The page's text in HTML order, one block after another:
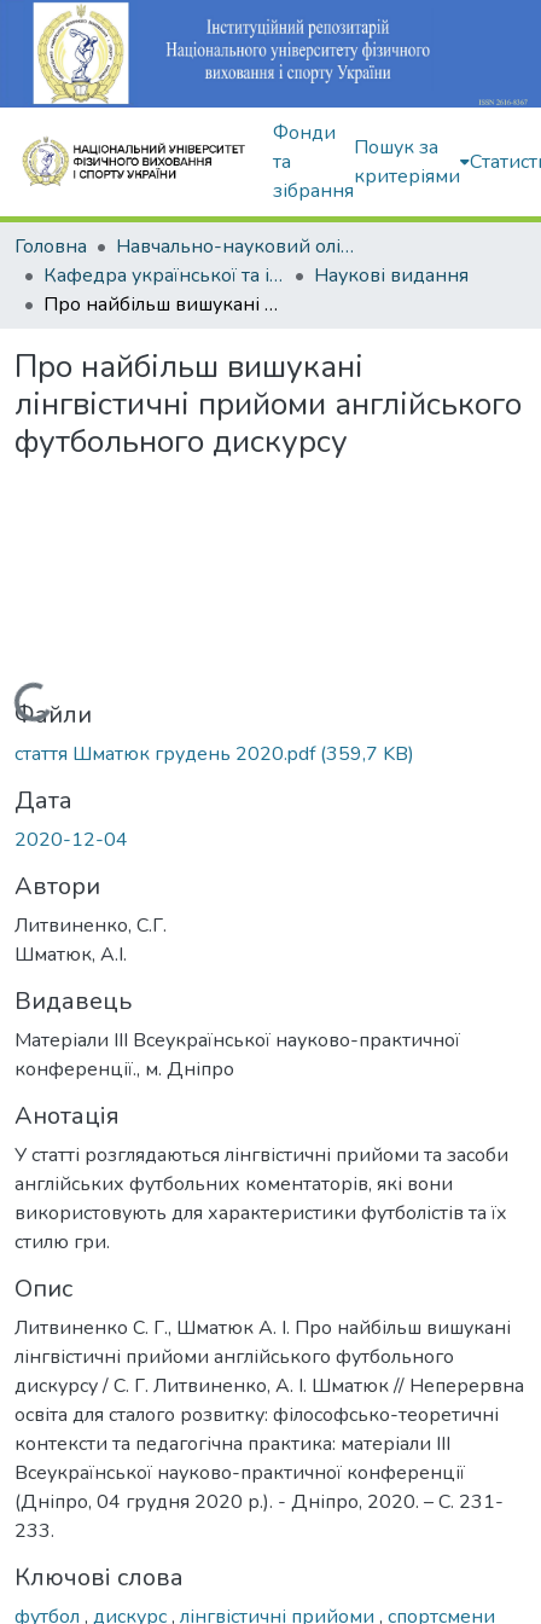
Фонди
та
зібрання
Пошук за
критеріями
Головна
Навчально-науковий олімпійський інститут
Кафедра української та іноземної мов
Наукові видання
Про найбільш вишукані лінгвістичні прийоми англійського футбольного дискурсу
Про найбільш вишукані
лінгвістичні прийоми англійського
футбольного дискурсу
Вантажиться...
Файли
стаття Шматюк грудень 2020.pdf(359,7 KB)
Дата
2020-12-04
Автори
Литвиненко, С.Г.
Шматюк, А.І.
Видавець
Матеріали ІІІ Всеукраїнської науково-практичної
конференції., м. Дніпро
Анотація
У статті розглядаються лінгвістичні прийоми та засоби
англійських футбольних коментаторів, які вони
використовують для характеристики футболістів та їх
стилю гри.
Опис
Литвиненко С. Г., Шматюк А. І. Про найбільш вишукані
лінгвістичні прийоми англійського футбольного
дискурсу / С. Г. Литвиненко, А. І. Шматюк // Неперервна
освіта для сталого розвитку: філософсько-теоретичні
контексти та педагогічна практика: матеріали ІІІ
Всеукраїнської науково-практичної конференції
(Дніпро, 04 грудня 2020 р.). - Дніпро, 2020. – С. 231-
233.
Ключові слова
футбол , дискурс, лінгвістичні прийоми , спортсмени